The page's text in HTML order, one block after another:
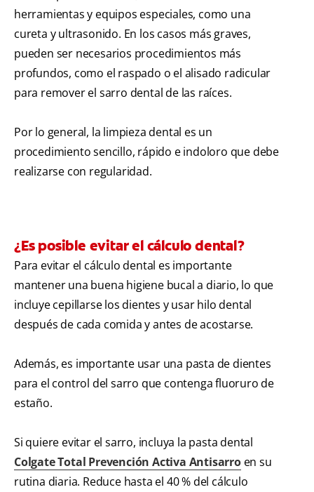
herramientas y equipos especiales, como una
cureta y ultrasonido. En los casos más graves,
pueden ser necesarios procedimientos más
profundos, como el raspado o el alisado radicular
para remover el sarro dental de las raíces.
Por lo general, la limpieza dental es un
procedimiento sencillo, rápido e indoloro que debe
realizarse con regularidad.
¿Es posible evitar el cálculo dental?
Para evitar el cálculo dental es importante
mantener una buena higiene bucal a diario, lo que
incluye cepillarse los dientes y usar hilo dental
después de cada comida y antes de acostarse.
Además, es importante usar una pasta de dientes
para el control del sarro que contenga fluoruro de
estaño.
Si quiere evitar el sarro, incluya la pasta dental
Colgate Total Prevención Activa Antisarroen su
rutina diaria. Reduce hasta el 40 % del cálculo